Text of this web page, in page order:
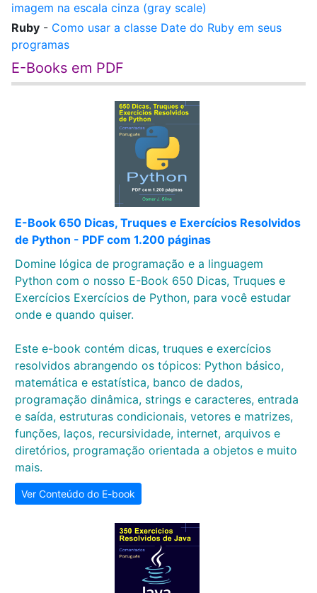
imagem na escala cinza (gray scale)
Ruby - Como usar a classe Date do Ruby em seus
programas
E-Books em PDF
E-Book 650 Dicas, Truques e Exercícios Resolvidos
de Python - PDF com 1.200 páginas
Domine lógica de programação e a linguagem
Python com o nosso E-Book 650 Dicas, Truques e
Exercícios Exercícios de Python, para você estudar
onde e quando quiser.
Este e-book contém dicas, truques e exercícios
resolvidos abrangendo os tópicos: Python básico,
matemática e estatística, banco de dados,
programação dinâmica, strings e caracteres, entrada
e saída, estruturas condicionais, vetores e matrizes,
funções, laços, recursividade, internet, arquivos e
diretórios, programação orientada a objetos e muito
mais.
Ver Conteúdo do E-book